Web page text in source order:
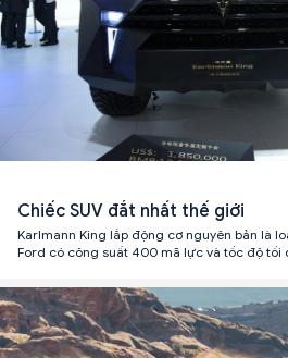
Chiếc SUV đắt nhất thế giới
Karlmann King lắp động cơ nguyên bản là
Ford có công suất 400 mã lực và tốc độ tối